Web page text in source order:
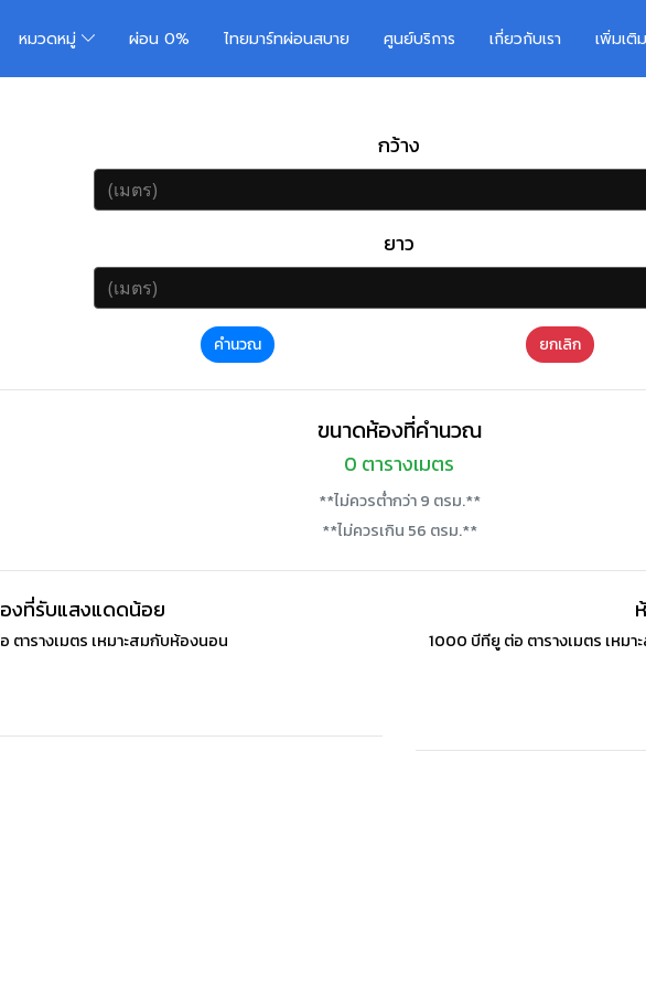
หมวดหมู่ ผ่อน 0% ไทยมาร์ทผ่อนสบาย ศูนย์บริการ เกี่ยวกับเรา เพิ่มเ
กว้าง
ยาว
คำนวณ ยกเลิก
ขนาดห้องที่คำนวณ
0 ตารางเมตร
**ไม่ควรต่ำกว่า 9 ตรม.**
**ไม่ควรเกิน 56 ตรม.**
งที่รับแสงแดดน้อย
ตารางเมตร เหมาะสมกับห้องนอน 1000 บีทียู ต่อ ตารางเมตร เหม